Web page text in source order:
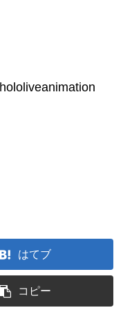
はてブ
コピー